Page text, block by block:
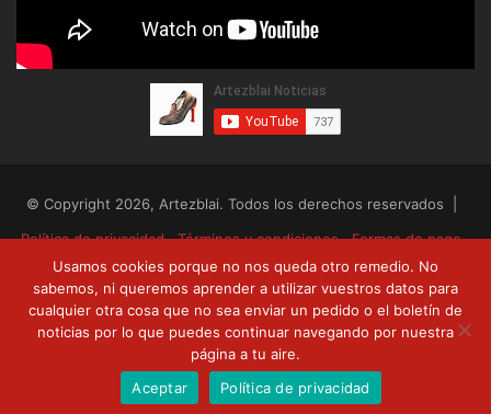
© Copyright 2026, Artezblai. Todos los derechos reservados |
Política de privacidad
Términos y condiciones
Formas de pago
Envíos y devoluciones
RSS Facebook
TwitterYouTube
Usamos cookies porque no nos queda otro remedio. No
sabemos, ni queremos aprender a utilizar vuestros datos para
cualquier otra cosa que no sea enviar un pedido o el boletín de
noticias por lo que puedes continuar navegando por nuestra
página a tu aire.
Aceptar
Política de privacidad